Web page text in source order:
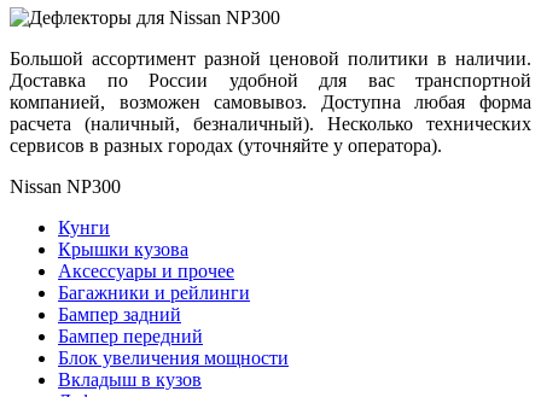
Большой ассортимент разной ценовой политики в наличии.
Доставка по России удобной для вас транспортной
компанией, возможен самовывоз. Доступна любая форма
расчета (наличный, безналичный). Несколько технических
сервисов в разных городах (уточняйте у оператора).
Nissan NP300
Кунги
Крышки кузова
Аксессуары и прочее
Багажники и рейлинги
Бампер задний
Бампер передний
Блок увеличения мощности
Вкладыш в кузов